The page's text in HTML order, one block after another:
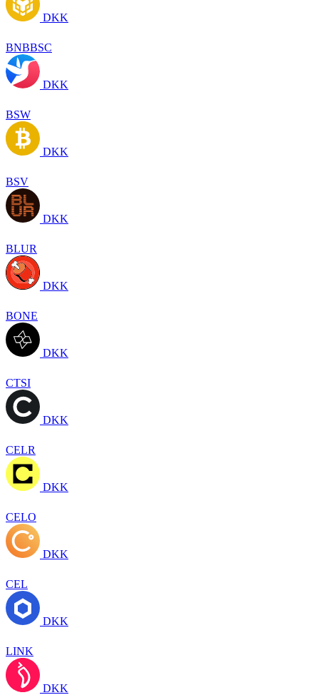
DKK
BNBBSC
DKK
BSW
DKK
BSV
DKK
BLUR
DKK
BONE
DKK
CTSI
DKK
CELR
DKK
CELO
DKK
CEL
DKK
LINK
DKK